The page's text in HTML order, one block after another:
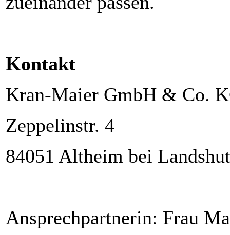
Kontakt
Kran-Maier GmbH & Co.
Zeppelinstr. 4
84051 Altheim bei Landshut
Ansprechpartnerin: Frau